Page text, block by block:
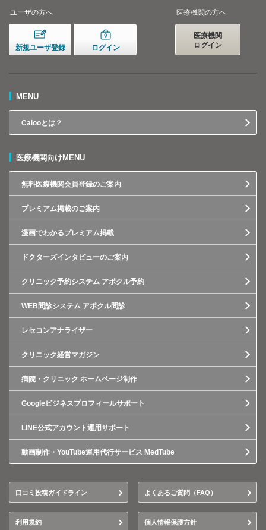
ユーザの方へ
新規ユーザ登録 ログイン
医療機関の方へ
医療機関
ログイン
MENU
Calooとは？
医療機関向けMENU
無料医療機関会員登録のご案内
プレミアム掲載のご案内
漫画でわかるプレミアム掲載
ドクターズインタビューのご案内
クリニック予約システム アポクル予約
WEB問診システム アポクル問診
レセコンアナライザー
クリニック経営マガジン
病院・クリニック ホームページ制作
Googleビジネスプロフィールサポート
LINE公式アカウント運用サポート
動画制作・YouTube運用代行サービス MedTube
口コミ投稿ガイドライン よくあるご質問（FAQ）
利用規約 個人情報保護方針